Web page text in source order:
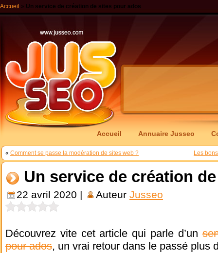
Accueil » Un service de création de sites pour ados
Accueil Annuaire Jusseo
« Comment se passe la modération de sites web ? Les
Un service de création
22 avril 2020 | Auteur Jusseo
Découvrez vite cet article qui parle d’un
pour ados, un vrai retour dans le passé plus